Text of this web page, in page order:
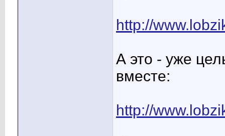
http://
А это - уже
вместе:
http://